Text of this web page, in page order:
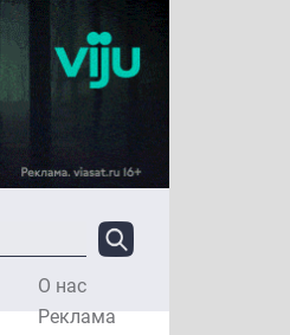
О нас
Реклама